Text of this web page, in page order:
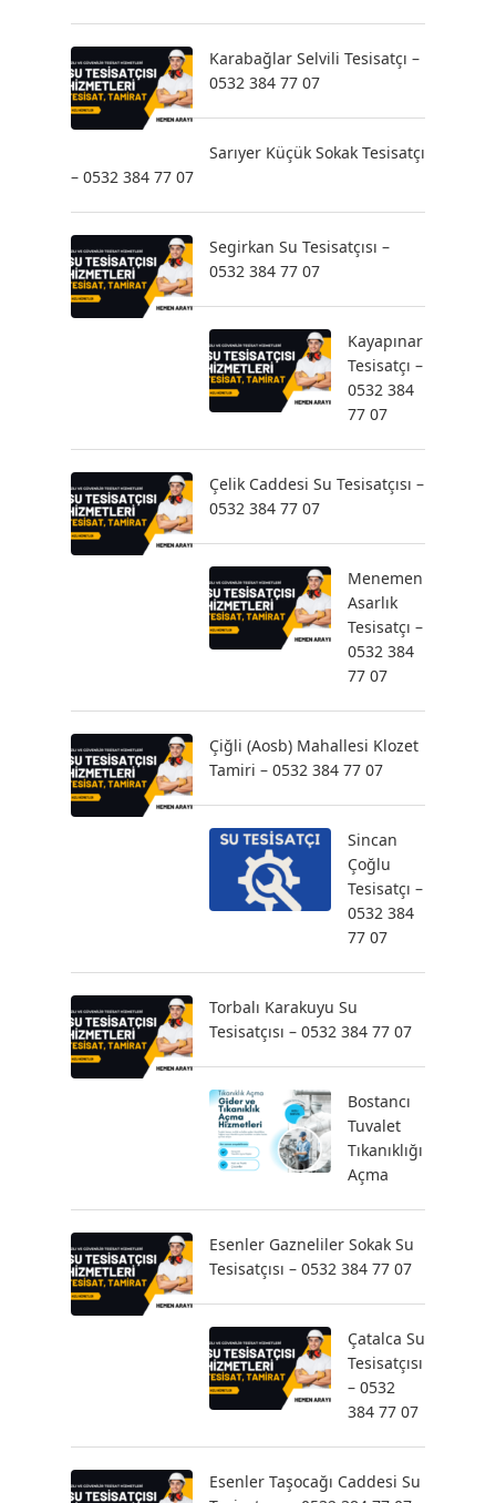
Karabağlar Selvili Tesisatçı –
0532 384 77 07
Sarıyer Küçük Sokak Tesisatçı
– 0532 384 77 07
Segirkan Su Tesisatçısı –
0532 384 77 07
Kayapınar
Tesisatçı –
0532 384
77 07
Çelik Caddesi Su Tesisatçısı –
0532 384 77 07
Menemen
Asarlık
Tesisatçı –
0532 384
77 07
Çiğli (Aosb) Mahallesi Klozet
Tamiri – 0532 384 77 07
Sincan
Çoğlu
Tesisatçı –
0532 384
77 07
Torbalı Karakuyu Su
Tesisatçısı – 0532 384 77 07
Bostancı
Tuvalet
Tıkanıklığı
Açma
Esenler Gazneliler Sokak Su
Tesisatçısı – 0532 384 77 07
Çatalca Su
Tesisatçısı
– 0532
384 77 07
Esenler Taşocağı Caddesi Su